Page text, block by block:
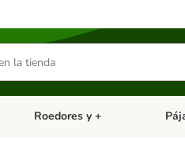
Dieta Vet.
Menú de categoria abierto:
Roedores y +